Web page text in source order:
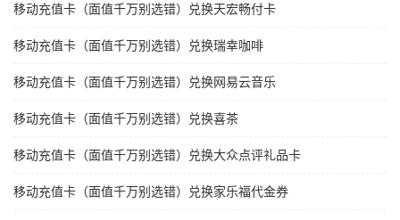
移动充值卡（面值千万别选错）兑换天宏畅付卡
移动充值卡（面值千万别选错）兑换瑞幸咖啡
移动充值卡（面值千万别选错）兑换网易云音乐
移动充值卡（面值千万别选错）兑换喜茶
移动充值卡（面值千万别选错）兑换大众点评礼品卡
移动充值卡（面值千万别选错）兑换家乐福代金券